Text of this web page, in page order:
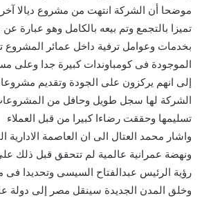
موضحا أن الشركة انتهت من مشروع ديالا آخر
تميزا بالتجمع وتم بيعه بالكامل وهو عبارة عن
بخدمات وعوامل ترفية داخل عمائر
الموجودة فى كومباوندات كبيرة جدا وعلى
إلى انهم يركزون على الجودة وتقديم
الشركة لها سجل طويل وحافل من المشروعات
تسليمها وحققت رضاءا كبيرا من قبل العملاء
واشار محمد العتال الى ان العاصمة
ونهضة عمرانية عالمية لم تتحقق قبل ذلك
رؤية الرئيس عبدالفتاح السيسى وتحديدا فى
وخلق المدن الجديدة سينقل مصر إلى دولة